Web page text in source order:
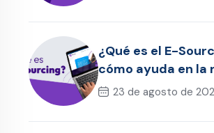
¿Qué es el E-
cómo ayuda en la
de costos?
23 de agosto de